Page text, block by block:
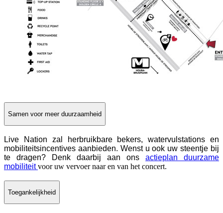
Samen voor meer duurzaamheid
Live Nation zal herbruikbare bekers, watervulstations en
mobiliteitsincentives aanbieden. Wenst u ook uw steentje bij
te dragen? Denk daarbij aan ons actieplan duurzame
mobiliteitvoor uw vervoer naar en van het concert.
Toegankelijkheid